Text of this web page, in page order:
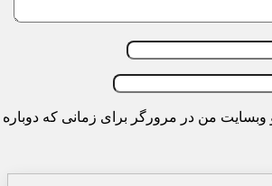
و وبسایت من در مرورگر برای زمانی که